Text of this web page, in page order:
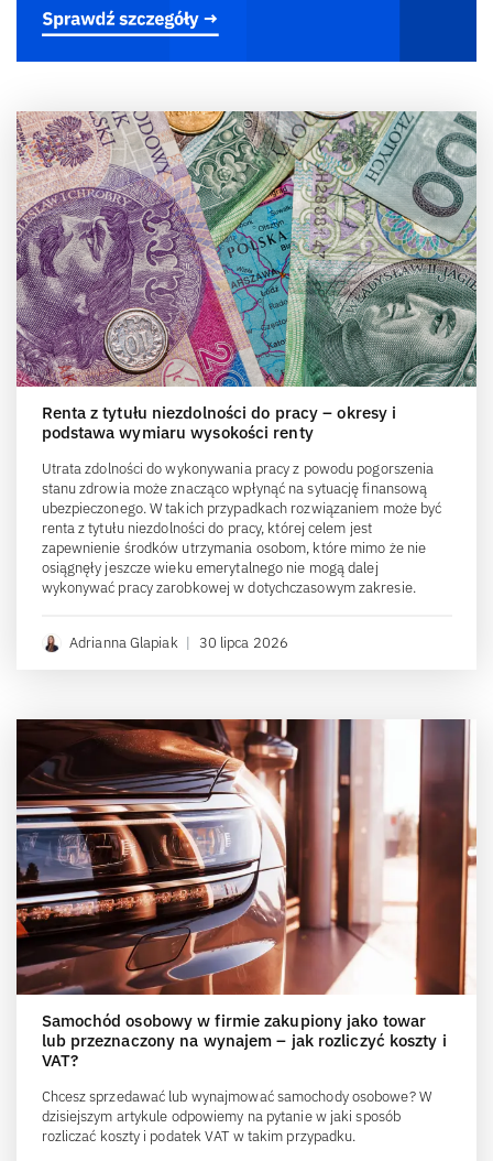
Renta z tytułu niezdolności do pracy – okresy i
podstawa wymiaru wysokości renty
Utrata zdolności do wykonywania pracy z powodu pogorszenia
stanu zdrowia może znacząco wpłynąć na sytuację finansową
ubezpieczonego. W takich przypadkach rozwiązaniem może być
renta z tytułu niezdolności do pracy, której celem jest
zapewnienie środków utrzymania osobom, które mimo że nie
osiągnęły jeszcze wieku emerytalnego nie mogą dalej
wykonywać pracy zarobkowej w dotychczasowym zakresie.
Adrianna Glapiak | 30 lipca 2026
Samochód osobowy w firmie zakupiony jako towar
lub przeznaczony na wynajem – jak rozliczyć koszty i
VAT?
Chcesz sprzedawać lub wynajmować samochody osobowe? W
dzisiejszym artykule odpowiemy na pytanie w jaki sposób
rozliczać koszty i podatek VAT w takim przypadku.